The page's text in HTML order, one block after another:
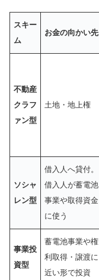
スキー
ム
お金の向かい先
不動産
クラフ
ァン型
土地・地上権
ソシャ
レン型
借入人へ貸付。
借入人が蓄電池
事業や取得資金
に使う
事業投
資型
蓄電池事業や権
利取得・譲渡に
近い形で投資